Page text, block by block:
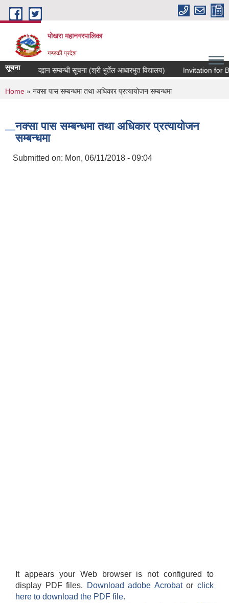
Skip to main content
पोखरा महानगरपालिका
गण्डकी प्रदेश
सूचनाआव्ह्वान सम्बन्धी सूचना (श्री भुर्तेल आधारभुत विद्यालय) Invitation for
You are here
Home » नक्सा पास सम्बन्धमा तथा अधिकार प्रत्यायोजन सम्बन्धमा
नक्सा पास सम्बन्धमा तथा अधिकार प्रत्यायोजन
सम्बन्धमा
Submitted on: Mon, 06/11/2018 - 09:04
It appears your Web browser is not configured to
display PDF files.
Download adobe Acrobatorclick
here to download the PDF file.